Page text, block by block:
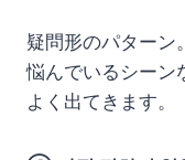
疑問形のパターン
悩んでいるシーン
よく出てきます。